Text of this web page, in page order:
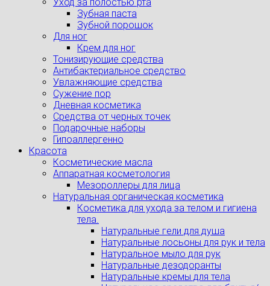
Уход за полостью рта
Зубная паста
Зубной порошок
Для ног
Крем для ног
Тонизирующие средства
Антибактериальное средство
Увлажняющие средства
Сужение пор
Дневная косметика
Средства от черных точек
Подарочные наборы
Гипоаллергенно
Красота
Косметические масла
Аппаратная косметология
Мезороллеры для лица
Натуральная органическая косметика
Косметика для ухода за телом и гигиена
тела.
Натуральные гели для душа
Натуральные лосьоны для рук и тела
Натуральное мыло для рук
Натуральные дезодоранты
Натуральные кремы для тела